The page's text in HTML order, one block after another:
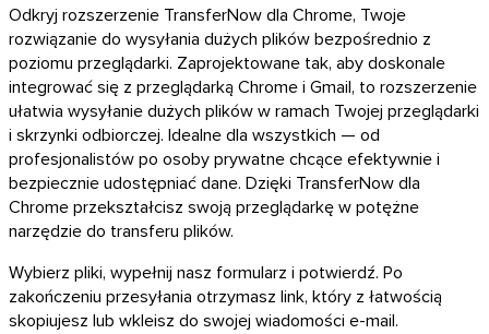
Odkryj rozszerzenie TransferNow dla Chrome, Twoje
rozwiązanie do wysyłania dużych plików bezpośrednio z
poziomu przeglądarki. Zaprojektowane tak, aby doskonale
integrować się z przeglądarką Chrome i Gmail, to rozszerzenie
ułatwia wysyłanie dużych plików w ramach Twojej przeglądarki
i skrzynki odbiorczej. Idealne dla wszystkich — od
profesjonalistów po osoby prywatne chcące efektywnie i
bezpiecznie udostępniać dane. Dzięki TransferNow dla
Chrome przekształcisz swoją przeglądarkę w potężne
narzędzie do transferu plików.
Wybierz pliki, wypełnij nasz formularz i potwierdź. Po
zakończeniu przesyłania otrzymasz link, który z łatwością
skopiujesz lub wkleisz do swojej wiadomości e-mail.